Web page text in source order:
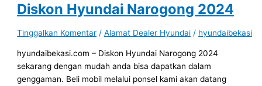
Diskon Hyundai Narogong 2024
Tinggalkan Komentar /Alamat Dealer Hyundai / hyundaibekasi
hyundaibekasi.com – Diskon Hyundai Narogong 2024
sekarang dengan mudah anda bisa dapatkan dalam
genggaman. Beli mobil melalui ponsel kami akan datang